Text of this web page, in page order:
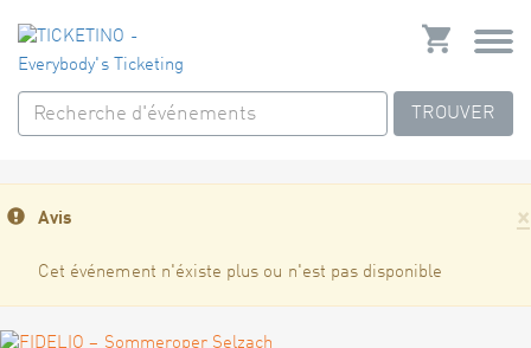
TROUVER
×
Avis
Cet événement n'éxiste plus ou n'est pas disponible